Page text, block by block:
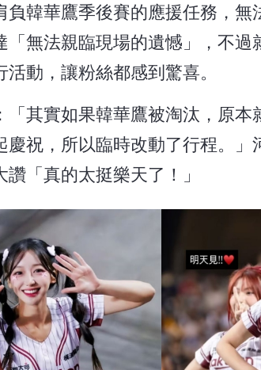
韓華鷹季後賽的應援任務，
無法親臨現場的遺憾」，不過
動，讓粉絲都感到驚喜。
其實如果韓華鷹被淘汰，原
祝，所以臨時改動了行程。
「真的太挺樂天了！」